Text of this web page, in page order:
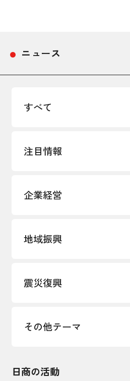
ニュース
すべて
注目情報
企業経営
創業
事業承継・引継ぎ支援
雇用・労働・人材確保
地域振興
まちづくり
震災復興
令和６年能登半島地震関連
その他テーマ
インボイス制度
日商の活動